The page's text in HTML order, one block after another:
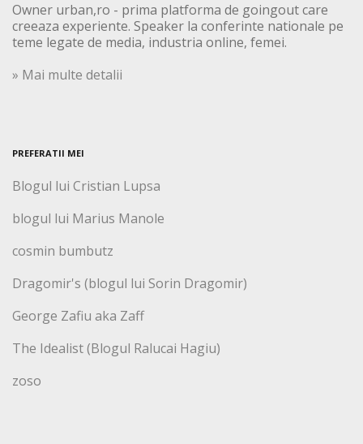
Owner urban,ro - prima platforma de goingout care
creeaza experiente. Speaker la conferinte nationale pe
teme legate de media, industria online, femei.
» Mai multe detalii
PREFERATII MEI
Blogul lui Cristian Lupsa
blogul lui Marius Manole
cosmin bumbutz
Dragomir's (blogul lui Sorin Dragomir)
George Zafiu aka Zaff
The Idealist (Blogul Ralucai Hagiu)
zoso